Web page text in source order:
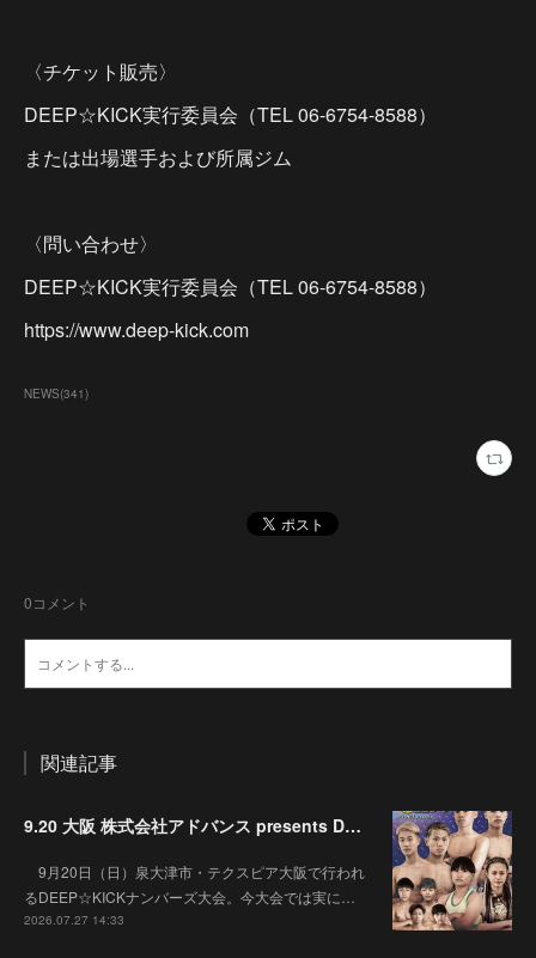
〈チケット販売〉
DEEP☆KICK実行委員会（TEL 06-6754-8588）
または出場選手および所属ジム
〈問い合わせ〉
DEEP☆KICK実行委員会（TEL 06-6754-8588）
https://www.deep-kick.com
NEWS(341)
0コメント
関連記事
9.20 大阪 株式会社アドバンス presents DEEP☆KICK 79･80 7月の準決勝を勝ち抜いた6名による-53kg･-65kg･QUEEN-46kgと3つの王座決定戦の開催が決定！
9月20日（日）泉大津市・テクスピア大阪で行われ
るDEEP☆KICKナンバーズ大会。今大会では実に…
2026.07.27 14:33